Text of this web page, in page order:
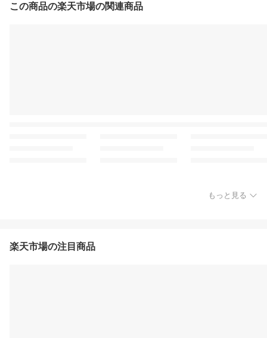
この商品の楽天市場の関連商品
もっと見る
楽天市場の注目商品